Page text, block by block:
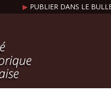
▶ PUBLIER DANS LE